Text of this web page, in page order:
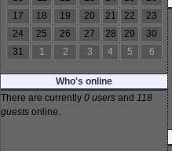
17
18 19 20 21 22
23
24
25 26 27 28 29
30
31
1 2 3 4 5 6
Who's online
There are currently 0 users and 118
guests online.